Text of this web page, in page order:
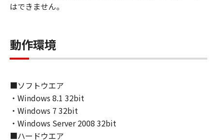
3. COPYRIGHT NOTICE
contained in the SOFTWARE, including any
copy thereof.
Canon and its licensors retain in all respects
the title, ownership and intellectual property
rights in and to the SOFTWARE. Except as
expressly provided herein, no license or right,
express or implied, is hereby conveyed or
はできません。
動作環境
■ソフトウエア
・Windows 8.1 32bit
・Windows 7 32bit
・Windows Server 2008 32bit
■ハードウエア